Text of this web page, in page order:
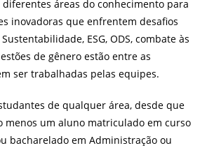
áreas do conhecimento para
inovadoras que enfrentem desafios
ESG, ODS, combate às
de gênero estão entre as
ser trabalhadas pelas equipes.
de qualquer área, desde que
menos um aluno matriculado em curso
bacharelado em Administração ou